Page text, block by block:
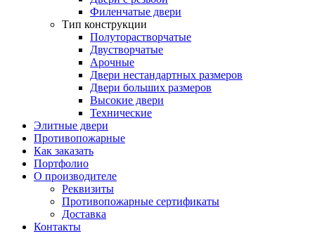
Филенчатые двери
Тип конструкции
Полуторастворчатые
Двустворчатые
Арочные
Двери нестандартных размеров
Двери больших размеров
Высокие двери
Технические
Элитные двери
Противопожарные
Как заказать
Портфолио
О производителе
Реквизиты
Противопожарные сертификаты
Доставка
Контакты